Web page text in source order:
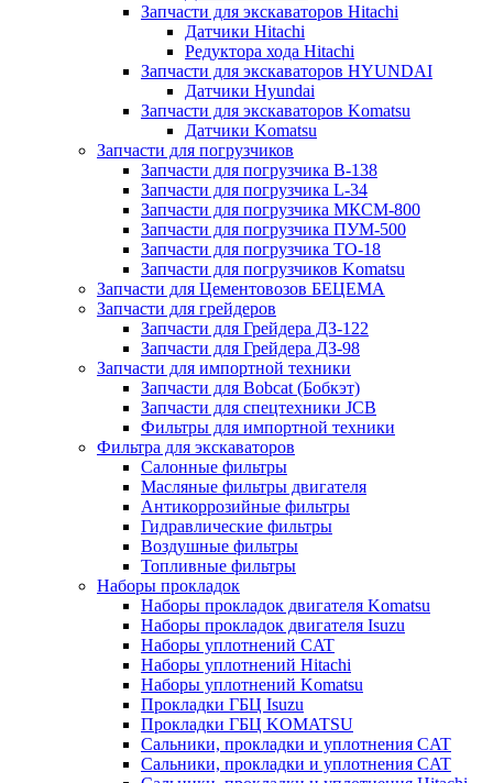
Запчасти для экскаваторов Hitachi
Датчики Hitachi
Редуктора хода Hitachi
Запчасти для экскаваторов HYUNDAI
Датчики Hyundai
Запчасти для экскаваторов Komatsu
Датчики Komatsu
Запчасти для погрузчиков
Запчасти для погрузчика B-138
Запчасти для погрузчика L-34
Запчасти для погрузчика МКСМ-800
Запчасти для погрузчика ПУМ-500
Запчасти для погрузчика ТО-18
Запчасти для погрузчиков Komatsu
Запчасти для Цементовозов БЕЦЕМА
Запчасти для грейдеров
Запчасти для Грейдера ДЗ-122
Запчасти для Грейдера ДЗ-98
Запчасти для импортной техники
Запчасти для Bobcat (Бобкэт)
Запчасти для спецтехники JCB
Фильтры для импортной техники
Фильтра для экскаваторов
Салонные фильтры
Масляные фильтры двигателя
Антикоррозийные фильтры
Гидравлические фильтры
Воздушные фильтры
Топливные фильтры
Наборы прокладок
Наборы прокладок двигателя Komatsu
Наборы прокладок двигателя Isuzu
Наборы уплотнений CAT
Наборы уплотнений Hitachi
Наборы уплотнений Komatsu
Прокладки ГБЦ Isuzu
Прокладки ГБЦ KOMATSU
Сальники, прокладки и уплотнения CAT
Сальники, прокладки и уплотнения CAT